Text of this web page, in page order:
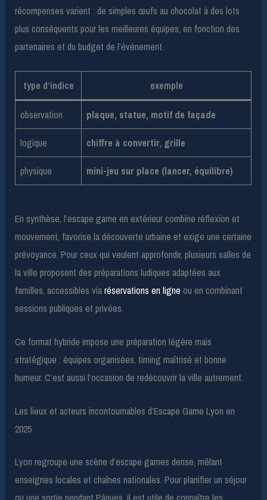
récompenses varient : de simples œufs au chocolat à des lots
plus conséquents pour les meilleures équipes, en fonction des
partenaires et du budget de l’événement.
type d’indice exemple
observation plaque, statue, motif de façade
logique chiffre à convertir, grille
physique mini-jeu sur place (lancer, équilibre)
En synthèse, l’escape game en extérieur combine réflexion et
mouvement, favorise la découverte urbaine et exige une certaine
prévoyance. Pour ceux qui veulent approfondir, plusieurs salles de
la ville proposent des préparations ludiques adaptées aux
familles, accessibles viaréservations en ligneou en combinant
sessions publiques et privées.
Ce format hybride impose une préparation légère mais
stratégique : équipes organisées, timing maîtrisé et bonne
humeur. C’est aussi l’occasion de redécouvrir la ville autrement.
Les lieux et acteurs incontournables d’Escape Game Lyon en
2025
Lyon regroupe une scène d’escape games dense, mêlant
enseignes locales et chaînes nationales. Pour planifier un séjour